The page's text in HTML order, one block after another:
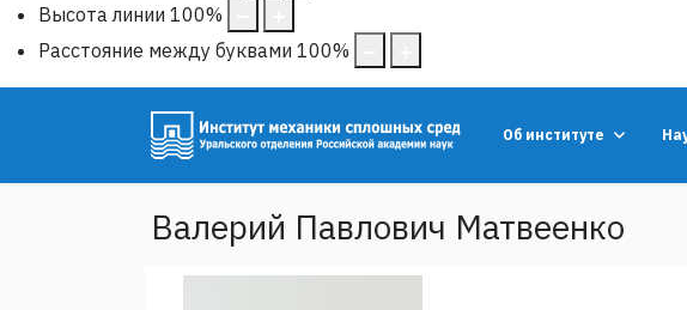
Высота линии 100%
Расстояние между буквами 100%
Об институте
Валерий Павлович Матвеенко